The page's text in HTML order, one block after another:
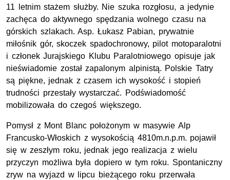
11 letnim stażem służby. Nie szuka rozgłosu, a jedynie
zachęca do aktywnego spędzania wolnego czasu na
górskich szlakach. Asp. Łukasz Pabian, prywatnie
miłośnik gór, skoczek spadochronowy, pilot motoparalotni
i członek Jurajskiego Klubu Paralotniowego opisuje jak
nieświadomie został zapalonym alpinistą. Polskie Tatry
są piękne, jednak z czasem ich wysokość i stopień
trudności przestały wystarczać. Podświadomość
mobilizowała do czegoś większego.
Pomysł z Mont Blanc położonym w masywie Alp
Francusko-Włoskich z wysokością 4810m.n.p.m. pojawił
się w zeszłym roku, jednak jego realizacja z wielu
przyczyn możliwa była dopiero w tym roku. Spontaniczny
zryw na wyjazd w lipcu bieżącego roku przerwała